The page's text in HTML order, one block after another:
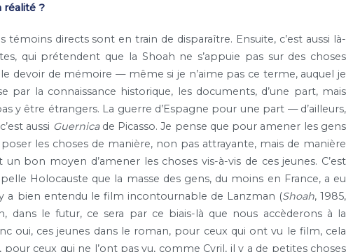
réalité ?
témoins directs sont en train de disparaître. Ensuite, c’est aussi là-
qui prétendent que la Shoah ne s’appuie pas sur des choses
devoir de mémoire — même si je n’aime pas ce terme, auquel je
par la connaissance historique, les documents, d’une part, mais
y être étrangers. La guerre d’Espagne pour une part — d’ailleurs,
aussi Guernicade Picasso. Je pense que pour amener les gens
les choses de manière, non pas attrayante, mais de manière
bon moyen d’amener les choses vis-à-vis de ces jeunes. C’est
Holocauste que la masse des gens, du moins en France, a eu
y a bien entendu le film incontournable de Lanzman (Shoah, 1985,
dans le futur, ce sera par ce biais-là que nous accèderons à la
oui, ces jeunes dans le roman, pour ceux qui ont vu le film, cela
ceux qui ne l’ont pas vu, comme Cyril, il y a de petites choses